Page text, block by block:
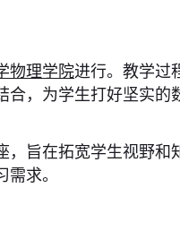
物理学院进行。教学过
合，为学生打好坚实
，旨在拓宽学生视野
求。